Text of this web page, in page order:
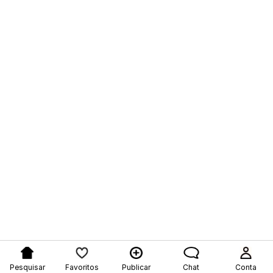
Pesquisar Favoritos Publicar Chat Conta